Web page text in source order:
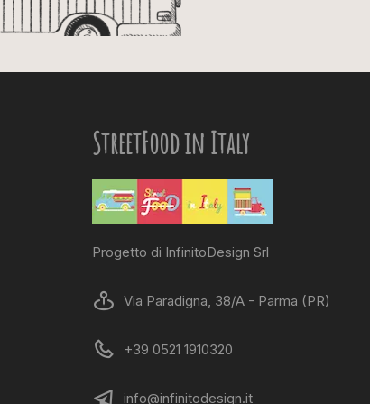
StreetFood in Italy
Progetto di InfinitoDesign Srl
Via Paradigna, 38/A - Parma (PR)
+39 0521 1910320
info@infinitodesign.it